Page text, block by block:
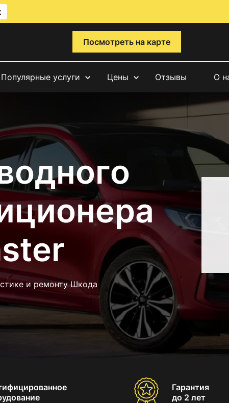
Посмотреть на карте
Популярные услуги Цены Отзывы О
и ремонту Шкода
Гарантия
до 2 лет